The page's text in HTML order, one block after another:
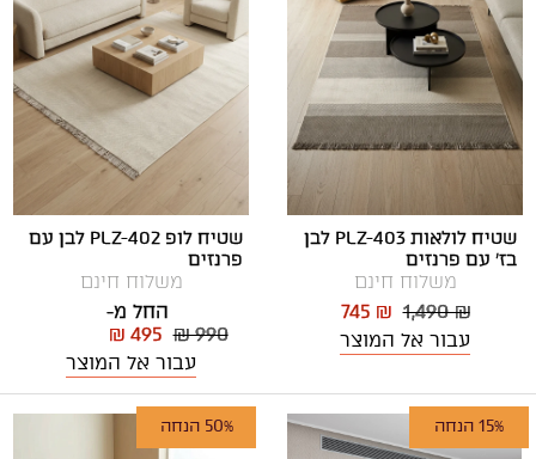
שטיח לולאות PLZ-403 לבן
בז' עם פרנזים
משלוח חינם
1,490 ₪
745 ₪
עבור אל המוצר
שטיח לופ PLZ-402 לבן עם
פרנזים
משלוח חינם
החל מ-
₪ 990
₪ 495
עבור אל המוצר
15% הנחה 50% הנחה